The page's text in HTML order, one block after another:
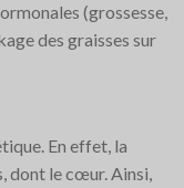
(grossesse,
des graisses sur
En effet, la
dont le cœur. Ainsi,